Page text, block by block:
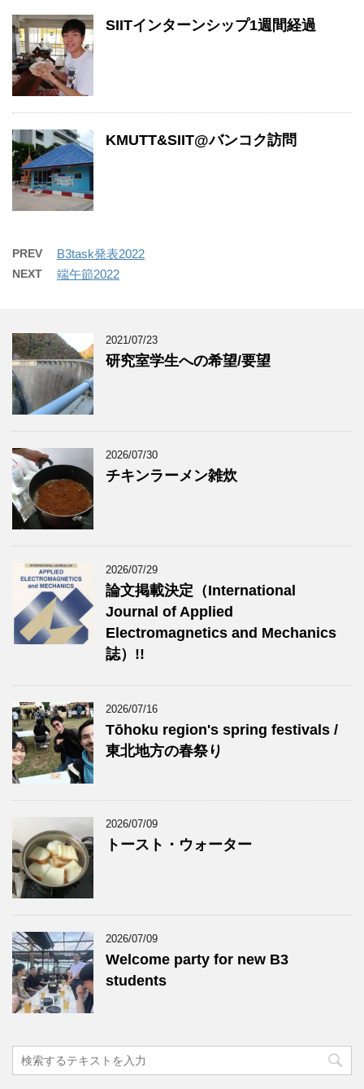
SIITインターンシップ1週間経過
KMUTT&SIIT@バンコク訪問
PREV B3task発表2022
NEXT 端午節2022
2021/07/23
研究室学生への希望/要望
2026/07/30
チキンラーメン雑炊
2026/07/29
論文掲載決定（International
Journal of Applied
Electromagnetics and Mechanics
誌）!!
2026/07/16
Tōhoku region's spring festivals /
東北地方の春祭り
2026/07/09
トースト・ウォーター
2026/07/09
Welcome party for new B3
students